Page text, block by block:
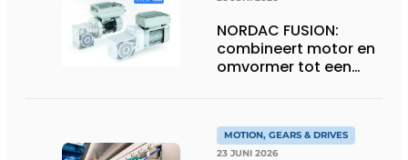
NORDAC FUSION:
combineert motor en
omvormer tot een
eenheid
MOTION, GEARS & DRIVES
23 JUNI 2026